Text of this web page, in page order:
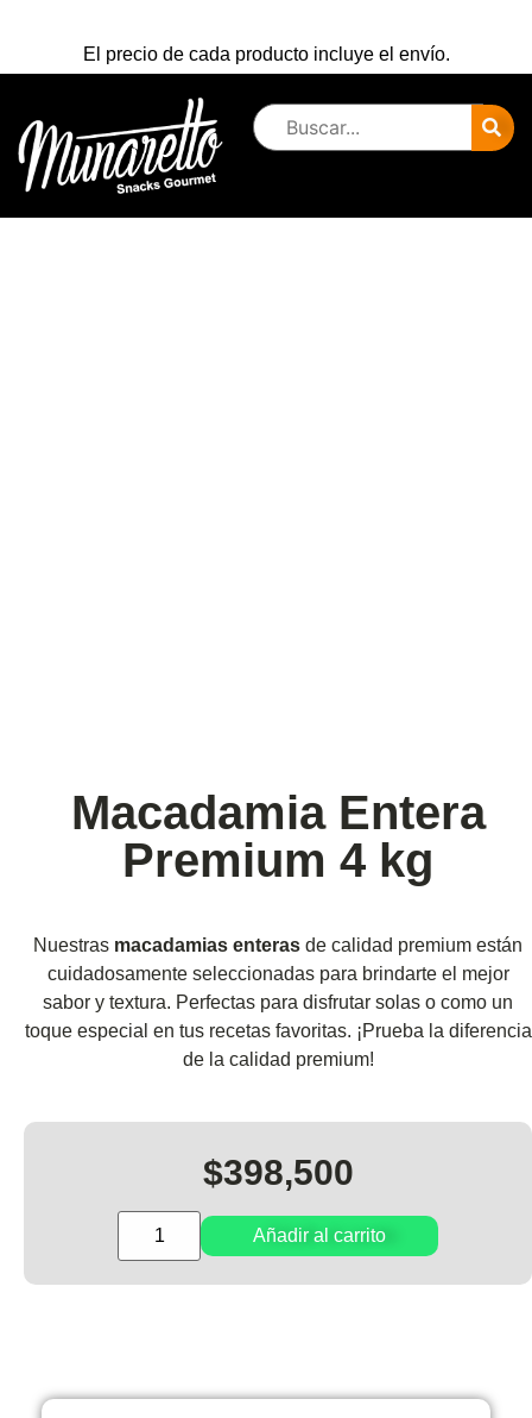
El precio de cada producto incluye el envío.
Macadamia Entera
Premium 4 kg
Nuestras macadamias enteras de calidad premium están
cuidadosamente seleccionadas para brindarte el mejor
sabor y textura. Perfectas para disfrutar solas o como un
toque especial en tus recetas favoritas. ¡Prueba la diferencia
de la calidad premium!
$398,500
Añadir al carrito